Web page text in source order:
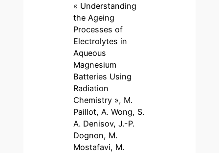
« Understanding
the Ageing
Processes of
Electrolytes in
Aqueous
Magnesium
Batteries Using
Radiation
Chemistry », M.
Paillot, A. Wong, S.
A. Denisov, J.-P.
Dognon, M.
Mostafavi, M.